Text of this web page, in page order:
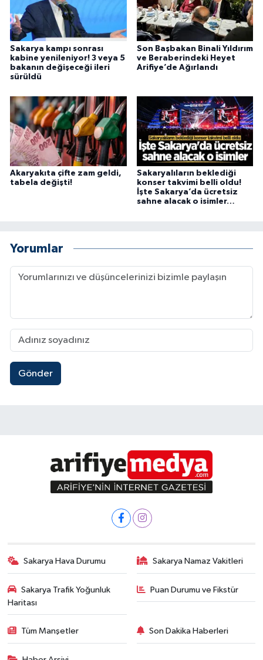
Sakarya kampı sonrası
kabine yenileniyor! 3 veya 5
bakanın değişeceği ileri
sürüldü
Son Başbakan Binali Yıldırım
ve Beraberindeki Heyet
Arifiye’de Ağırlandı
Akaryakıta çifte zam geldi,
tabela değişti!
Sakaryalıların beklediği
konser takvimi belli oldu!
İşte Sakarya’da ücretsiz
sahne alacak o isimler…
Yorumlar
Gönder
Sakarya Hava Durumu Sakarya Namaz Vakitleri
Sakarya Trafik Yoğunluk
Haritası
Puan Durumu ve Fikstür
Tüm Manşetler Son Dakika Haberleri